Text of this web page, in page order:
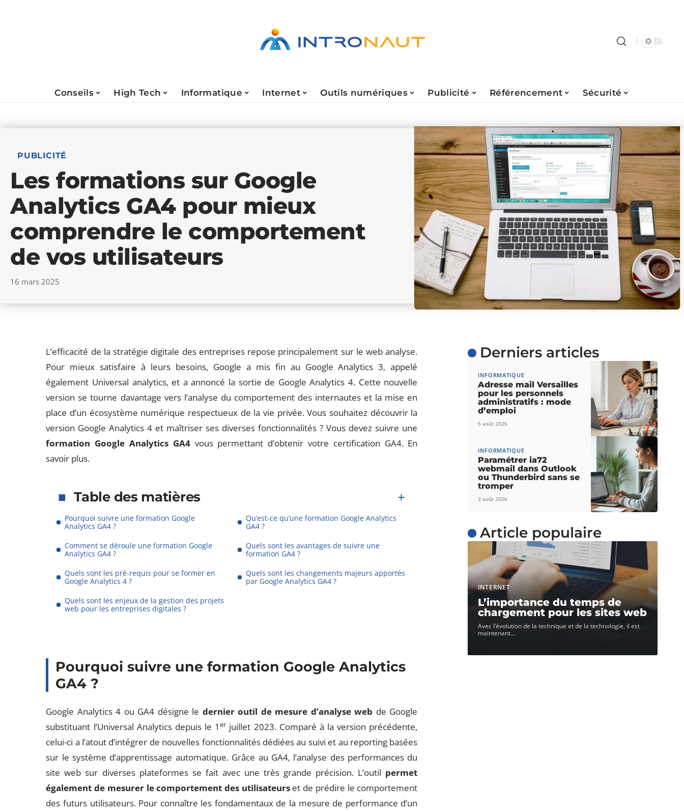
Conseils High Tech Informatique Internet Outils numériques Publicité Référencement Sécurité
PUBLICITÉ
Les formations sur Google
Analytics GA4 pour mieux
comprendre le comportement
de vos utilisateurs
16 mars 2025
L’efficacité de la stratégie digitale des entreprises repose principalement sur le web analyse.
Pour mieux satisfaire à leurs besoins, Google a mis fin au Google Analytics 3, appelé
également Universal analytics, et a annoncé la sortie de Google Analytics 4. Cette nouvelle
version se tourne davantage vers l’analyse du comportement des internautes et la mise en
place d’un écosystème numérique respectueux de la vie privée. Vous souhaitez découvrir la
version Google Analytics 4 et maîtriser ses diverses fonctionnalités ? Vous devez suivre une
formation Google Analytics GA4vous permettant d’obtenir votre certification GA4. En
savoir plus.
Table des matières
Pourquoi suivre une formation Google
Analytics GA4 ?
Qu’est-ce qu’une formation Google Analytics
GA4 ?
Comment se déroule une formation Google
Analytics GA4 ?
Quels sont les avantages de suivre une
formation GA4 ?
Quels sont les pré-requis pour se former en
Google Analytics 4 ?
Quels sont les changements majeurs apportés
par Google Analytics GA4 ?
Quels sont les enjeux de la gestion des projets
web pour les entreprises digitales ?
Pourquoi suivre une formation Google Analytics
GA4 ?
Google Analytics 4 ou GA4 désigne le dernier outil de mesure d’analyse web de Google
substituant l’Universal Analytics depuis le 1er juillet 2023. Comparé à la version précédente,
celui-ci a l’atout d’intégrer de nouvelles fonctionnalités dédiées au suivi et au reporting basées
sur le système d’apprentissage automatique. Grâce au GA4, l’analyse des performances du
site web sur diverses plateformes se fait avec une très grande précision. L’outil permet
également de mesurer le comportement des utilisateurs et de prédire le comportement
des futurs utilisateurs. Pour connaître les fondamentaux de la mesure de performance d’un
Derniers articles
INFORMATIQUE
Adresse mail Versailles
pour les personnels
administratifs : mode
d’emploi
5 août 2026
INFORMATIQUE
Paramétrer ia72
webmail dans Outlook
ou Thunderbird sans se
tromper
3 août 2026
Article populaire
INTERNET
L’importance du temps de
chargement pour les sites web
Avec l’évolution de la technique et de la technologie, il est
maintenant…